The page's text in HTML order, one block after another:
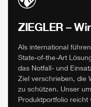
ZIEGLER –
Als international
State-of-the-Art
das Notfall- und
Ziel verschrieben, die
zu schützen. Unser
Produktportfolio reicht